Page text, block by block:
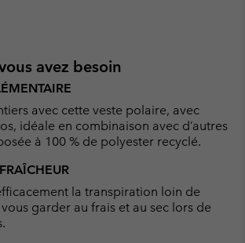
avez besoin
avec cette veste polaire, avec
idéale en combinaison avec d’autres
à 100 % de polyester recyclé.
la transpiration loin de
garder au frais et au sec lors de